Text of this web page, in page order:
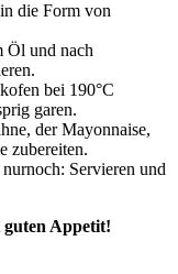
die Form von
Öl und nach
bei 190°C
garen.
der Mayonnaise,
zubereiten.
Servieren und
guten Appetit!